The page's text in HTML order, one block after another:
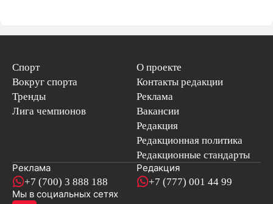
Спорт
Вокруг спорта
Тренды
Лига чемпионов
О проекте
Контакты редакции
Реклама
Вакансии
Редакция
Редакционная политика
Редакционные стандарты
Реклама
+7 (700) 3 888 188
Редакция
+7 (777) 001 44 99
Мы в социальных сетях